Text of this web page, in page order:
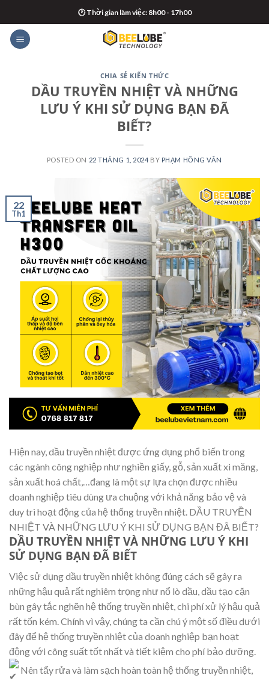
to
content
🕐 Thời gian làm việc: 8h00 - 17h00
CHIA SẺ KIẾN THỨC
DẦU TRUYỀN NHIỆT VÀ NHỮNG
LƯU Ý KHI SỬ DỤNG BẠN ĐÃ
BIẾT?
POSTED ON 22 THÁNG 1, 2024 BY PHẠM HỒNG VÂN
22
Th1
Hiện nay, dầu truyền nhiệt được ứng dụng phổ biến trong
các ngành công nghiệp như nghiền giấy, gỗ, sản xuất xi măng,
sản xuất hoá chất,…đang là một sự lựa chọn được nhiều
doanh nghiệp tiêu dùng ưa chuộng với khả năng bảo vệ và
duy trì hoạt động của hệ thống truyền nhiệt. DẦU TRUYỀN
NHIỆT VÀ NHỮNG LƯU Ý KHI SỬ DỤNG BẠN ĐÃ BIẾT?
DẦU TRUYỀN NHIỆT VÀ NHỮNG LƯU Ý KHI
SỬ DỤNG BẠN ĐÃ BIẾT
Việc sử dụng dầu truyền nhiệt không đúng cách sẽ gây ra
những hậu quả rất nghiêm trọng như nổ lò dầu, dầu tạo cặn
bùn gây tắc nghẽn hệ thống truyền nhiệt, chi phí xử lý hậu quả
rất tốn kém. Chính vì vậy, chúng ta cần chú ý một số điều dưới
đây để hệ thống truyền nhiệt của doanh nghiệp bạn hoạt
động với công suất tốt nhất và tiết kiệm cho phí bảo dưỡng.
Nên tẩy rửa và làm sạch hoàn toàn hệ thống truyền nhiệt,